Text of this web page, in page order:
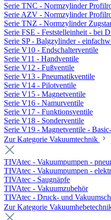
Serie TNC - Normzylinder
Serie AZV - Normzylinder
Serie TNZ - Normzylinder
Serie FSE - Feststelleinheit - bei
Serie SP - Balgzylinder -
Serie V10 - Endschalterventile
Serie V11 - Handventile
Serie V12 - Fußventile
Serie V13 - Pneumatikventile
Serie V14 - Pilotventile
Serie V15 - Magnetventile
Serie V16 - Namurventile
Serie V17 - Funktionsventile
Serie V18 - Sonderventile
Serie V19 - Magnetventile -
Zur Kategorie Vakuumtechnik
TIVAtec - Vakuumpumpen -
TIVAtec - Vakuumpumpen -
TIVAtec - Saugnäpfe
TIVAtec - Vakuumzubehör
TIVAtec - Druck- und
Zur Kategorie